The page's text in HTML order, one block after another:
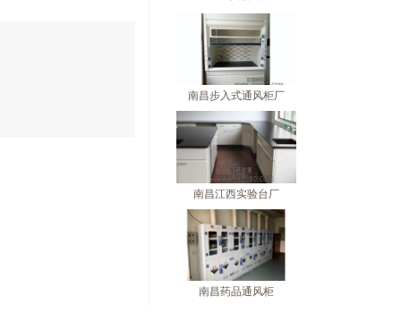
南昌步入式通风柜厂
南昌江西实验台厂
南昌药品通风柜